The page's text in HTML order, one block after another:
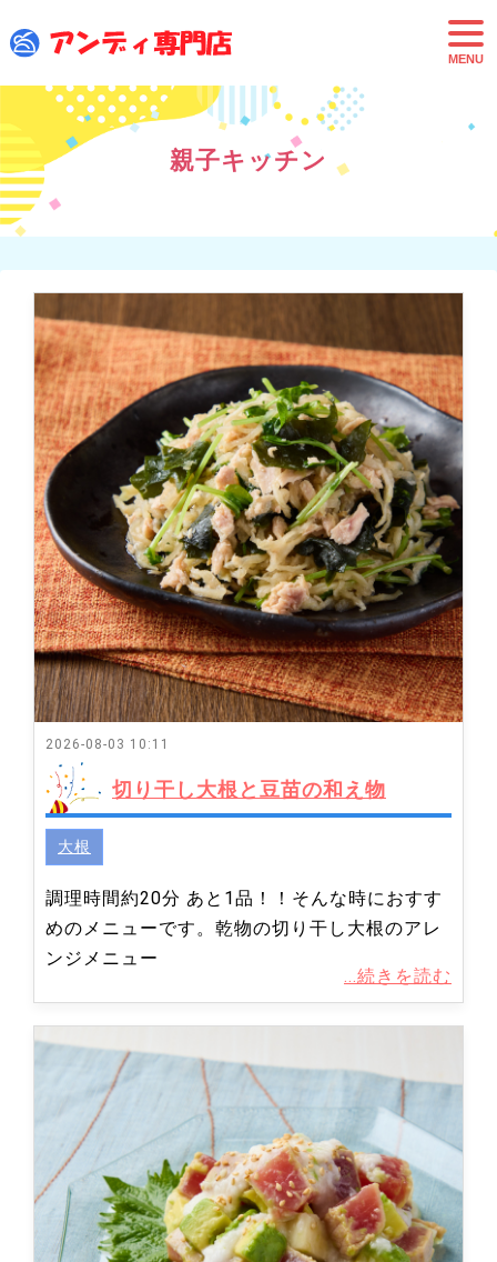
t
o
g
n
親子キッチン
2026-08-03 10:11
切り干し大根と豆苗の和え物
大根
調理時間約20分 あと1品！！そんな時におすす
めのメニューです。乾物の切り干し大根のアレ
ンジメニュー
...続きを読む